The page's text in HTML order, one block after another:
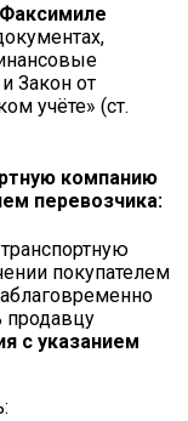
Закон от
учёте» (ст.
компанию
перевозчика:
покупателем
продавцу
с указанием